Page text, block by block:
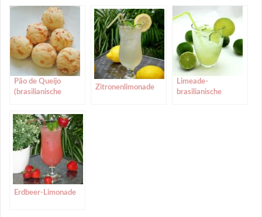
Pão de Queijo
(brasilianische
Zitronenlimonade
Limeade-
brasilianische
Erdbeer-Limonade